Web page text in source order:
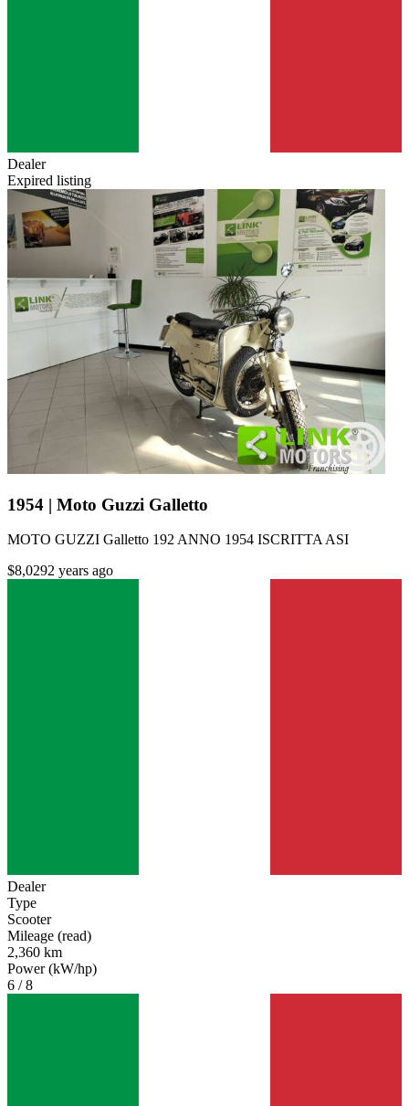
Dealer
Expired listing
1954 | Moto Guzzi Galletto
MOTO GUZZI Galletto 192 ANNO 1954 ISCRITTA ASI
$8,0292 years ago
Dealer
Type
Scooter
Mileage (read)
2,360 km
Power (kW/hp)
6 / 8